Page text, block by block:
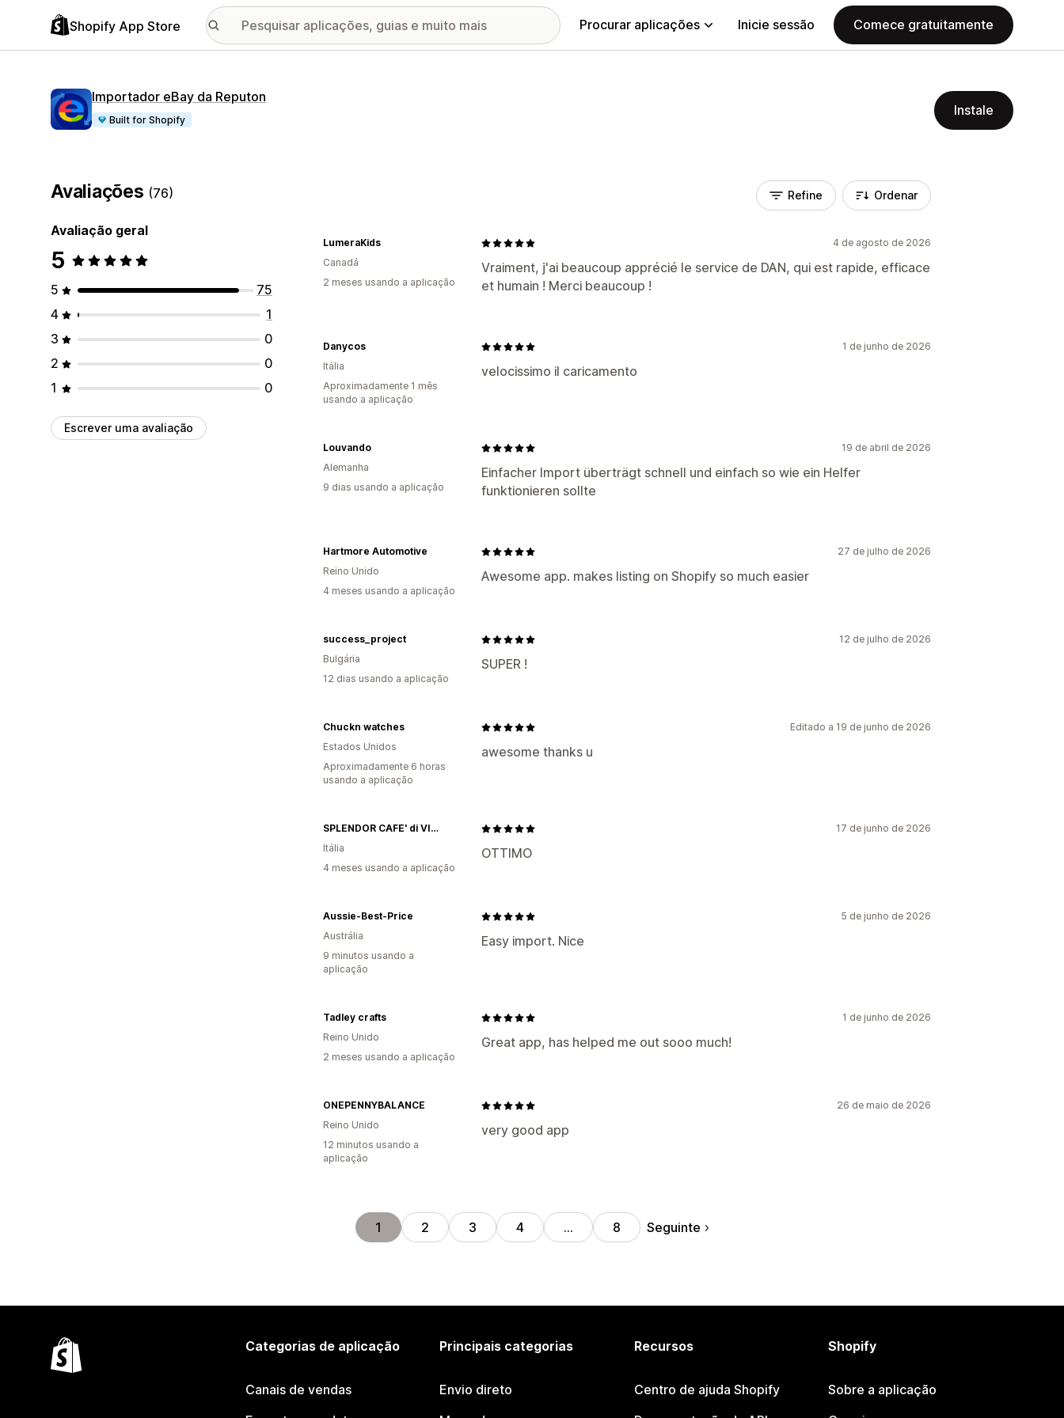
Shopify App Store Procurar aplicações Inicie sessão Comece gratuitamente
Importador eBay da Reputon
Built for Shopify
Instale
Avaliações (76)
Avaliação geral
5
5
75
4
1
3
0
2
0
1
0
Escrever uma avaliação
Refine Ordenar
4 de agosto de 2026
Vraiment, j'ai beaucoup apprécié le service de DAN, qui est rapide, efficace
et humain ! Merci beaucoup !
LumeraKids
Canadá
2 meses usando a aplicação
1 de junho de 2026
velocissimo il caricamento
Danycos
Itália
Aproximadamente 1 mês
usando a aplicação
19 de abril de 2026
Einfacher Import überträgt schnell und einfach so wie ein Helfer
funktionieren sollte
Louvando
Alemanha
9 dias usando a aplicação
27 de julho de 2026
Awesome app. makes listing on Shopify so much easier
Hartmore Automotive
Reino Unido
4 meses usando a aplicação
12 de julho de 2026
SUPER !
success_project
Bulgária
12 dias usando a aplicação
Editado a 19 de junho de 2026
awesome thanks u
Chuckn watches
Estados Unidos
Aproximadamente 6 horas
usando a aplicação
17 de junho de 2026
OTTIMO
SPLENDOR CAFE' di VITIELLO SALVATORE
Itália
4 meses usando a aplicação
5 de junho de 2026
Easy import. Nice
Aussie-Best-Price
Austrália
9 minutos usando a
aplicação
1 de junho de 2026
Great app, has helped me out sooo much!
Tadley crafts
Reino Unido
2 meses usando a aplicação
26 de maio de 2026
very good app
ONEPENNYBALANCE
Reino Unido
12 minutos usando a
aplicação
1 2 3 4 … 8 Seguinte
Categorias de aplicação
Canais de vendas
Principais categorias
Envio direto
Recursos
Centro de ajuda Shopify
Shopify
Sobre a aplicação